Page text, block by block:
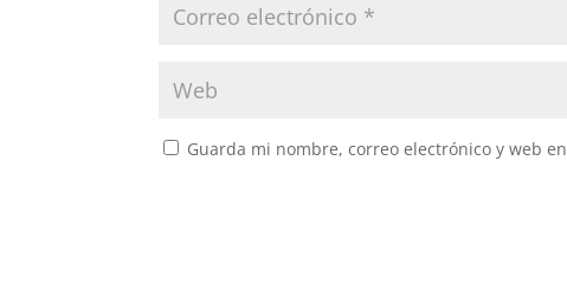
Guarda mi nombre, correo electrónico y web